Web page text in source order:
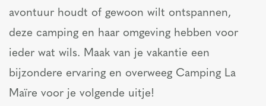
avontuur houdt of gewoon wilt ontspannen,
deze camping en haar omgeving hebben voor
ieder wat wils. Maak van je vakantie een
bijzondere ervaring en overweeg Camping La
Maïre voor je volgende uitje!